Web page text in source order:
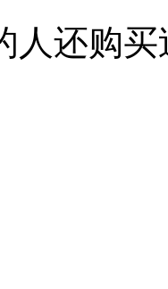
人还购买